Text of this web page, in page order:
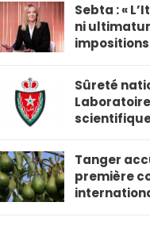
Sebta : «
ni
Sûreté
Tanger
première